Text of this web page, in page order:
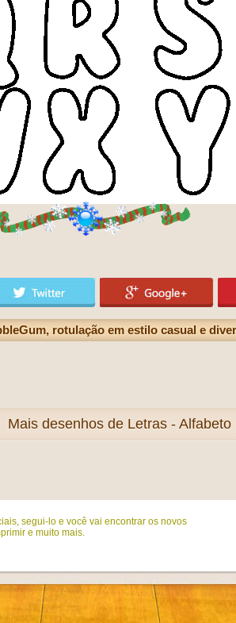
rotulação em estilo casual e
Mais desenhos de Letras - Alfabeto
segui-lo e você vai encontrar os novos
e muito mais.